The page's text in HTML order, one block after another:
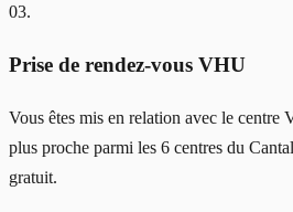
03.
Prise de rendez-vous VHU
Vous êtes mis en relation avec le centre
plus proche parmi les 6 centres du
gratuit.